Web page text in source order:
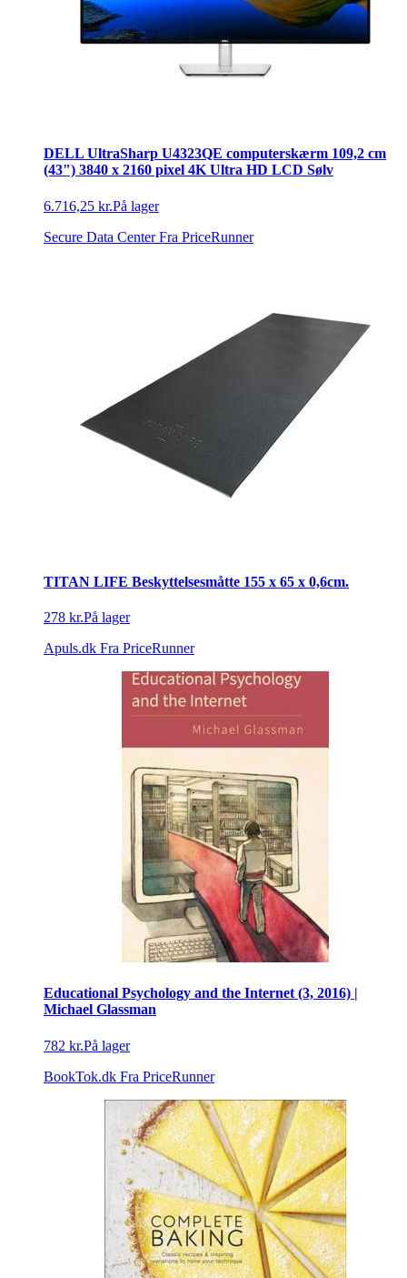
DELL UltraSharp U4323QE computerskærm 109,2 cm
(43") 3840 x 2160 pixel 4K Ultra HD LCD Sølv
6.716,25 kr.På lager
Secure Data Center Fra PriceRunner
TITAN LIFE Beskyttelsesmåtte 155 x 65 x 0,6cm.
278 kr.På lager
Apuls.dk Fra PriceRunner
Educational Psychology and the Internet (3, 2016) |
Michael Glassman
782 kr.På lager
BookTok.dk Fra PriceRunner